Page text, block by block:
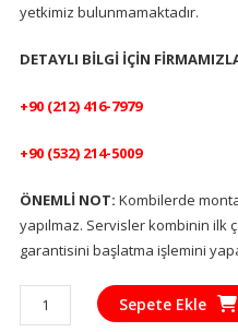
yetkimiz bulunmamaktadır.
DETAYLI BİLGİ İÇİN
+90 (212) 416-7979
+90 (532) 214-5009
ÖNEMLİ NOT: Kombilerde
yapılmaz. Servisler kombinin ilk
garantisini başlatma işlemini
DEMİRDÖKÜM
ADEMİX
Sepete Ekle